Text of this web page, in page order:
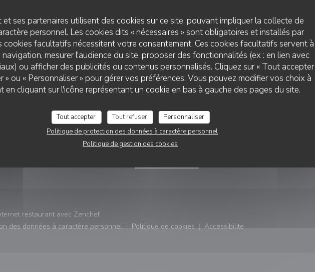
et ses partenaires utilisent des cookies sur ce site, pouvant impliquer la collecte de
personnel. Les cookies dits « nécessaires » sont obligatoires et installés par
cookies facultatifs nécessitent votre consentement. Ces cookies facultatifs servent à
mesurer l'audience du site, proposer des fonctionnalités (ex : en lien avec
ou afficher des publicités ou contenus personnalisés. Cliquez sur « Tout accepter
» ou « Personnaliser » pour gérer vos préférences. Vous pouvez modifier vos choix à
en cliquant sur l'icône représentant un cookie en bas à gauche des pages du site.
Tout accepter Tout refuser
Personnaliser
Politique de protection des données à caractère personnel
Politique de gestion des cookiesFacebook ((ouvre une nouvelle fenêtre))
restaurant avec Zenchef((ouvre une nouvelle fenêtre))
des données à caractère personnel
((ouvre une nouvelle fenêtre))
Politique de cookies
((ouvre une nouvelle fenêtre))
Accessibilite
((ouvre une nouvelle fenêtre))